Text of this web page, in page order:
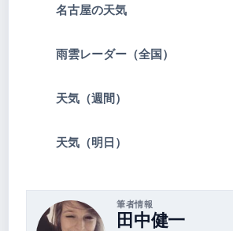
名古屋の天気
雨雲レーダー（全国）
天気（週間）
天気（明日）
筆者情報
田中健一